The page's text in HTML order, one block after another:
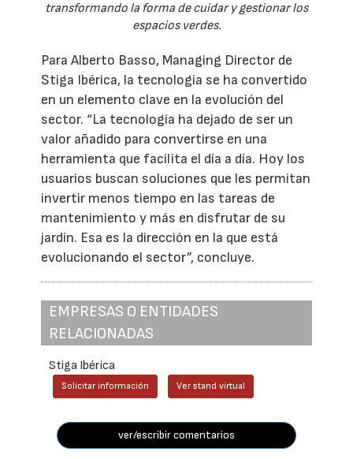
transformando la forma de cuidar y gestionar los
espacios verdes.
Para Alberto Basso, Managing Director de
Stiga Ibérica, la tecnología se ha convertido
en un elemento clave en la evolución del
sector. “La tecnología ha dejado de ser un
valor añadido para convertirse en una
herramienta que facilita el día a día. Hoy los
usuarios buscan soluciones que les permitan
invertir menos tiempo en las tareas de
mantenimiento y más en disfrutar de su
jardín. Esa es la dirección en la que está
evolucionando el sector”, concluye.
EMPRESAS O ENTIDADES
RELACIONADAS
Stiga Ibérica
Solicitar información Ver stand virtual
ver/escribir comentarios